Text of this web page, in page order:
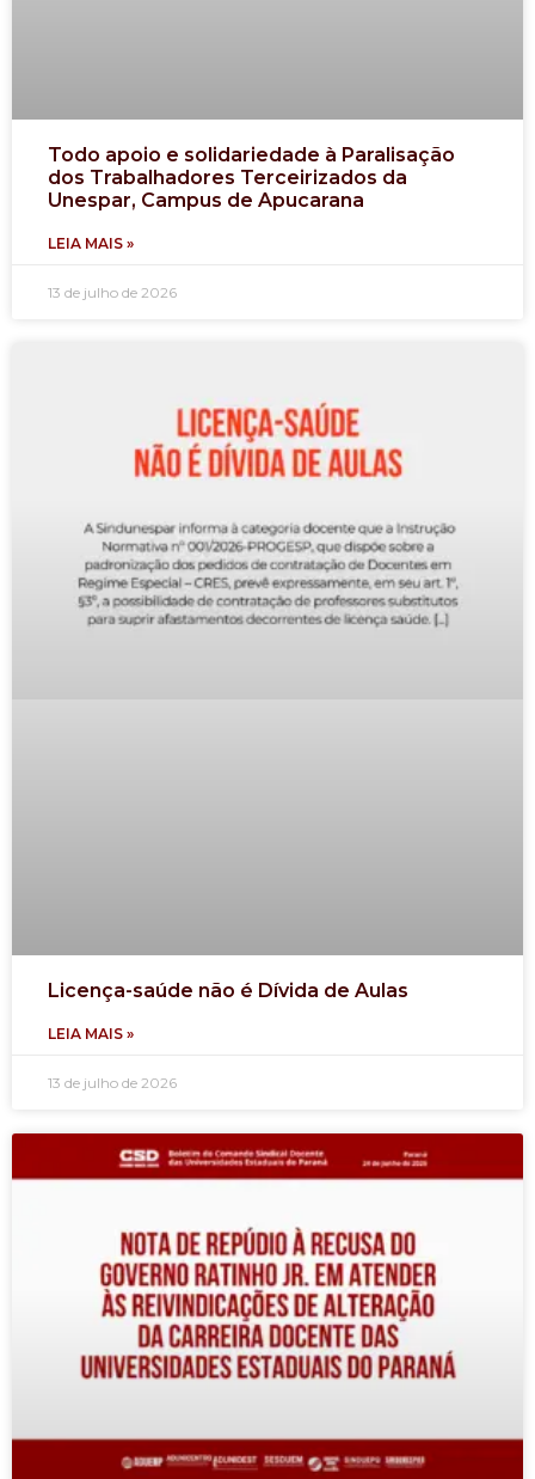
Todo apoio e solidariedade à Paralisação
dos Trabalhadores Terceirizados da
Unespar, Campus de Apucarana
LEIA MAIS »
13 de julho de 2026
Licença-saúde não é Dívida de Aulas
LEIA MAIS »
13 de julho de 2026